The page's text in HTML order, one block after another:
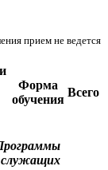
прием не ведется
Форма
обучения
Всего
служащих